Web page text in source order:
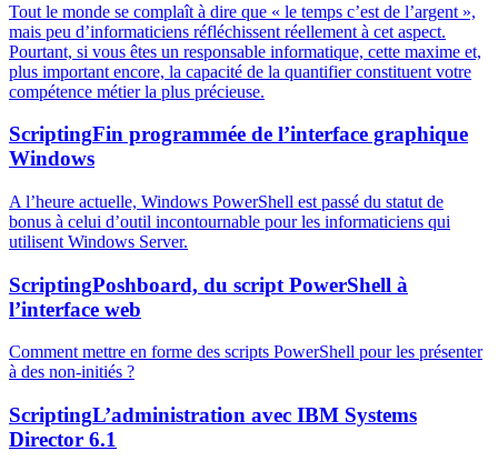
Tout le monde se complaît à dire que « le temps c’est de l’argent »,
mais peu d’informaticiens réfléchissent réellement à cet aspect.
Pourtant, si vous êtes un responsable informatique, cette maxime et,
plus important encore, la capacité de la quantifier constituent votre
compétence métier la plus précieuse.
ScriptingFin programmée de l’interface graphique
Windows
A l’heure actuelle, Windows PowerShell est passé du statut de
bonus à celui d’outil incontournable pour les informaticiens qui
utilisent Windows Server.
ScriptingPoshboard, du script PowerShell à
l’interface web
Comment mettre en forme des scripts PowerShell pour les présenter
à des non-initiés ?
ScriptingL’administration avec IBM Systems
Director 6.1